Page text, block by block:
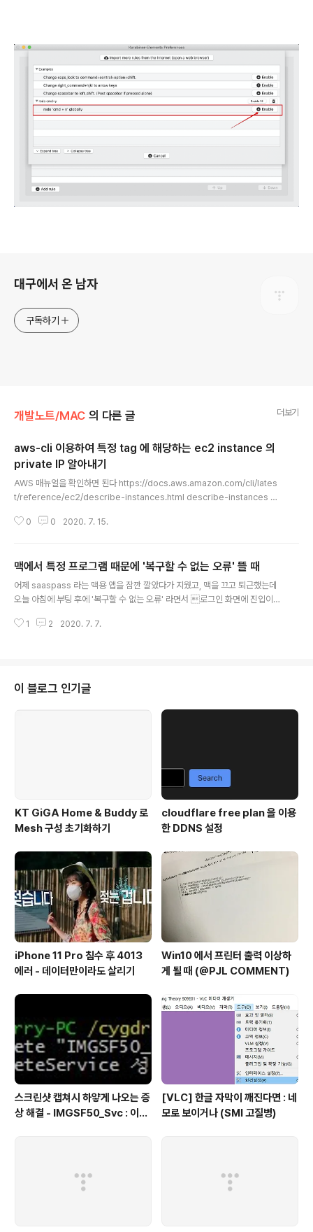
대구에서 온 남자
구독하기
개발노트/MAC 의 다른 글 더보기
aws-cli 이용하여 특정 tag 에 해당하는 ec2 instance 의
private IP 알아내기
AWS 매뉴얼을 확인하면 된다 https://docs.aws.amazon.com/cli/lates
t/reference/ec2/describe-instances.html describe-instances —
documentation for an older major version of the AWS CLI (versio
or the AWS CLI version 2, click ..
0 0 2020. 7. 15.
맥에서 특정 프로그램 때문에 '복구할 수 없는 오류' 뜰 때
어제 saaspass 라는 맥용 앱을 잠깐 깔았다가 지웠고, 맥을 끄고 퇴근했는데
오늘 아침에 부팅 후에 '복구할 수 없는 오류' 라면서 로그인 화면에 진입이
빈번한데, 맥용 앱을 쓰면 모바일을 대체할 수 있을까해서 설치해본건데 기대대
누르고 있기 -> 복구화면에서 터미널 띄우기 -> `rm /Volumes/Macintosh
HD/var/db/auth.db` -> 재부팅
1 2 2020. 7. 7.
이 블로그 인기글
KT GiGA Home & Buddy 로
Mesh 구성 초기화하기
cloudflare free plan 을 이용
한 DDNS 설정
iPhone 11 Pro 침수 후 4013
에러 - 데이터만이라도 살리기
Win10 에서 프린터 출력 이상하
게 될 때 (@PJL COMMENT)
스크린샷 캡쳐시 하얗게 나오는 증
상 해결 - IMGSF50_Svc : 이미
[VLC] 한글 자막이 깨진다면 : 네
모로 보이거나 (SMI 고질병)